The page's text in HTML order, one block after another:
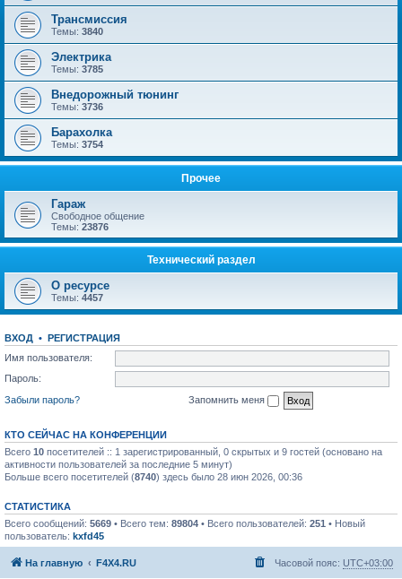
Трансмиссия
Темы: 3840
Электрика
Темы: 3785
Внедорожный тюнинг
Темы: 3736
Барахолка
Темы: 3754
Прочее
Гараж
Свободное общение
Темы: 23876
Технический раздел
О ресурсе
Темы: 4457
ВХОД • РЕГИСТРАЦИЯ
Имя пользователя:
Пароль:
Забыли пароль?
Запомнить меня
КТО СЕЙЧАС НА КОНФЕРЕНЦИИ
Всего 10 посетителей :: 1 зарегистрированный, 0 скрытых и 9 гостей (основано на
активности пользователей за последние 5 минут)
Больше всего посетителей (8740) здесь было 28 июн 2026, 00:36
СТАТИСТИКА
Всего сообщений: 5669 • Всего тем: 89804 • Всего пользователей: 251 • Новый
пользователь: kxfd45
На главную F4X4.RU Часовой пояс: UTC+03:00